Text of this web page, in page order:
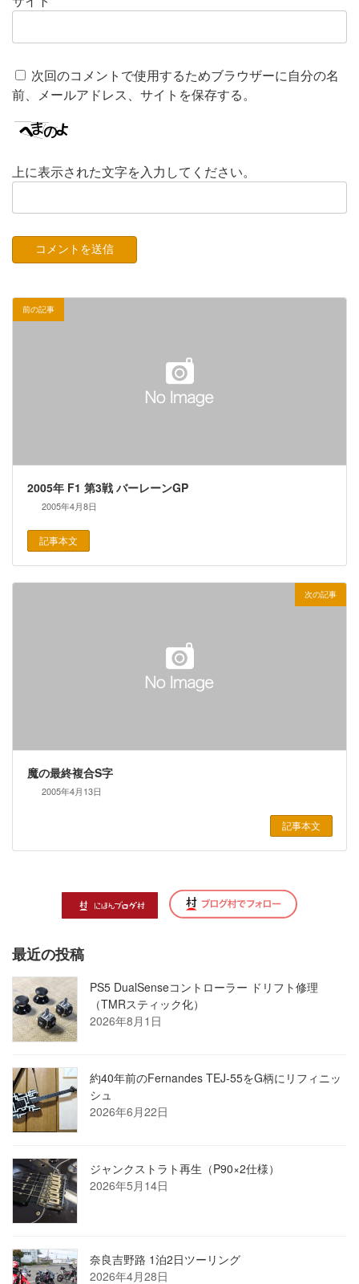
次回のコメントで使用するためブラウザーに自分の名
前、メールアドレス、サイトを保存する。
上に表示された文字を入力してください。
前の記事
2005年 F1 第3戦 バーレーンGP
2005年4月8日
記事本文
次の記事
魔の最終複合S字
2005年4月13日
記事本文
最近の投稿
PS5 DualSenseコントローラー ドリフト修理
（TMRスティック化）
2026年8月1日
約40年前のFernandes TEJ-55をG柄にリフィニッ
シュ
2026年6月22日
ジャンクストラト再生（P90×2仕様）
2026年5月14日
奈良吉野路 1泊2日ツーリング
2026年4月28日